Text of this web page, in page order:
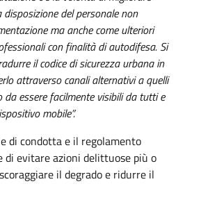
disposizione del personale non
ma anche come ulteriori
con finalità di autodifesa. Si
il codice di sicurezza urbana in
attraverso canali alternativi a quelli
essere facilmente visibili da tutti e
mobile”.
di condotta e il regolamento
evitare azioni delittuose più o
il degrado e ridurre il